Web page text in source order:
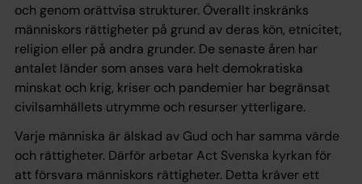
och genom orättvisa strukturer. Överallt inskränks
människors rättigheter på grund av deras kön, etnicitet,
religion eller på andra grunder. De senaste åren har
antalet länder som anses vara helt demokratiska
minskat och krig, kriser och pandemier har begränsat
civilsamhällets utrymme och resurser ytterligare.
Varje människa är älskad av Gud och har samma värde
och rättigheter. Därför arbetar Act Svenska kyrkan för
att försvara människors rättigheter. Detta kräver ett